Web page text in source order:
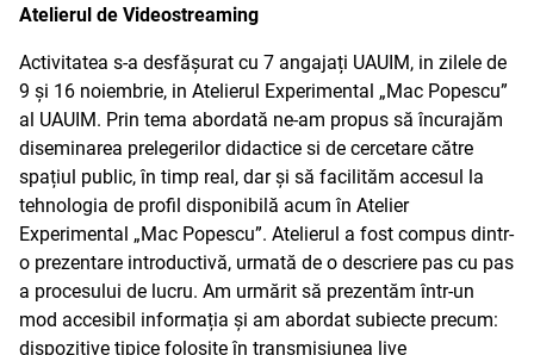
Atelierul de Videostreaming
Activitatea s-a desfășurat cu 7 angajați UAUIM, in zilele de
9 și 16 noiembrie, in Atelierul Experimental „Mac Popescu”
al UAUIM. Prin tema abordată ne-am propus să încurajăm
diseminarea prelegerilor didactice si de cercetare către
spațiul public, în timp real, dar și să facilităm accesul la
tehnologia de profil disponibilă acum în Atelier
Experimental „Mac Popescu”. Atelierul a fost compus dintr-
o prezentare introductivă, urmată de o descriere pas cu pas
a procesului de lucru. Am urmărit să prezentăm într-un
mod accesibil informația și am abordat subiecte precum:
dispozitive tipice folosite în transmisiunea live